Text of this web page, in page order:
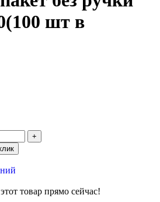
шт в
товар прямо сейчас!